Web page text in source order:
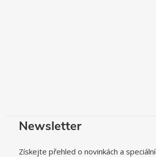
Newsletter
Získejte přehled o novinkách a